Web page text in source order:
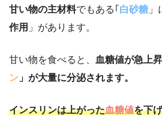
甘い物の主材料でもある｢ 白砂糖 」
作用 」があります。
甘い物を食べると、 血糖値が急上
ン 」が大量に分泌されます。
インスリンは上がった血糖値を下